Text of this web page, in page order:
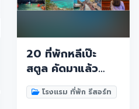
20 ที่พักหลีเป๊ะ
สตูล คัดมาแล้ว
2021 วิวติดทะเล
หาดสวย น้ำใสกรี๊งง
โรงแรม ที่พัก รีสอร์ท